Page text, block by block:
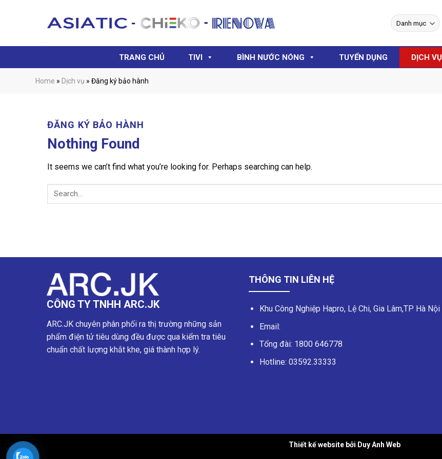
TRANG CHỦ TIVI BÌNH NƯỚC NÓNG TUYỂN DỤNG DỊCH VỤ
Home » Dịch vụ » Đăng ký bảo hành
ĐĂNG KÝ BẢO HÀNH
Nothing Found
It seems we can’t find what you’re looking for. Perhaps searching can help.
CÔNG TY TNHH ARC.JK
ARC.JK chuyên phân phối ra thị trường những sản
phẩm điện tử tiêu dùng đều được qua kiểm tra tiêu
chuẩn chất lượng khắt khe, giá thành hợp lý.
THÔNG TIN LIÊN HỆ
Khu Công Nghiệp Hapro, Lệ Chi, Gia Lâm,TP Hà Nội
Email:
Tổng đài: 1800 646778
Hotline: 03592.33333
Thiết kế website bởi Duy Anh Web